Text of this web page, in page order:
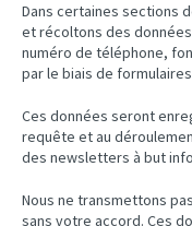
Dans certaines sections
et récoltons des
numéro de téléphone,
par le biais de
Ces données seront
requête et au
des newsletters à but
Nous ne transmettons
sans votre accord. Ces